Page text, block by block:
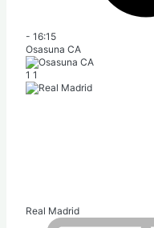
- 16:15
Osasuna CA
1 1
Real Madrid